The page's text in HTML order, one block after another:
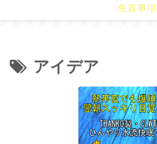
免責事項
アイデア